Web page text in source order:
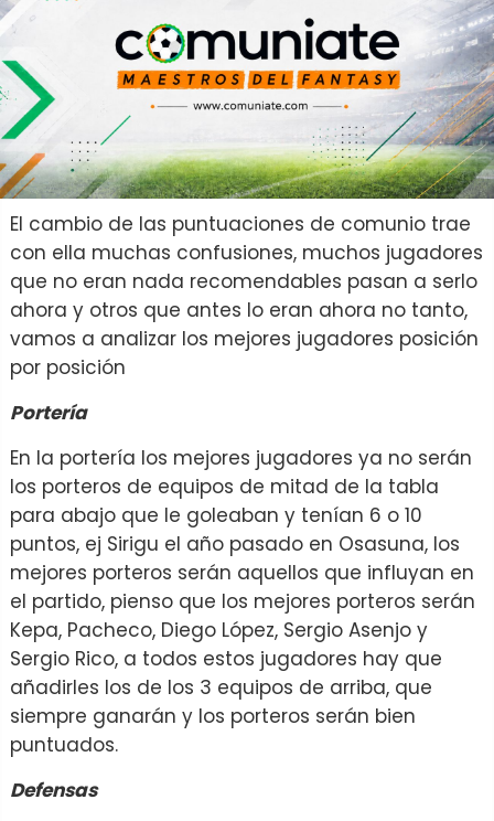
El cambio de las puntuaciones de comunio trae
con ella muchas confusiones, muchos jugadores
que no eran nada recomendables pasan a serlo
ahora y otros que antes lo eran ahora no tanto,
vamos a analizar los mejores jugadores posición
por posición
Portería
En la portería los mejores jugadores ya no serán
los porteros de equipos de mitad de la tabla
para abajo que le goleaban y tenían 6 o 10
puntos, ej Sirigu el año pasado en Osasuna, los
mejores porteros serán aquellos que influyan en
el partido, pienso que los mejores porteros serán
Kepa, Pacheco, Diego López, Sergio Asenjo y
Sergio Rico, a todos estos jugadores hay que
añadirles los de los 3 equipos de arriba, que
siempre ganarán y los porteros serán bien
puntuados.
Defensas